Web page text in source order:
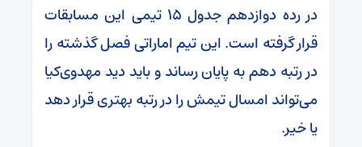
در رده دوازدهم جدول ۱۵ تیمی این مسابقات
قرار گرفته است. این تیم اماراتی فصل گذشته را
در رتبه دهم به پایان رساند و باید دید مهدوی‌کیا
می‌تواند امسال تیمش را در رتبه بهتری قرار دهد
یا خیر.